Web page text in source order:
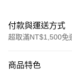
付款與運送方式
超取滿NT$1,500免
信用卡一次付款
商品特色